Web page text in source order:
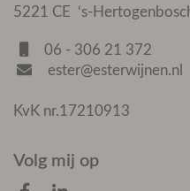
5221 CE ‘s-
06 - 306 21 372
ester@esterwijnen.nl
KvK nr.17210913
Volg mij op